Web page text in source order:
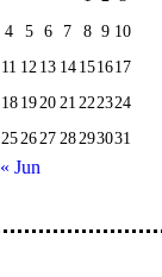
4
5 6 7 8 9 10
11 12 13 14 151617
18 1920 21 222324
252627 28293031
« Jun